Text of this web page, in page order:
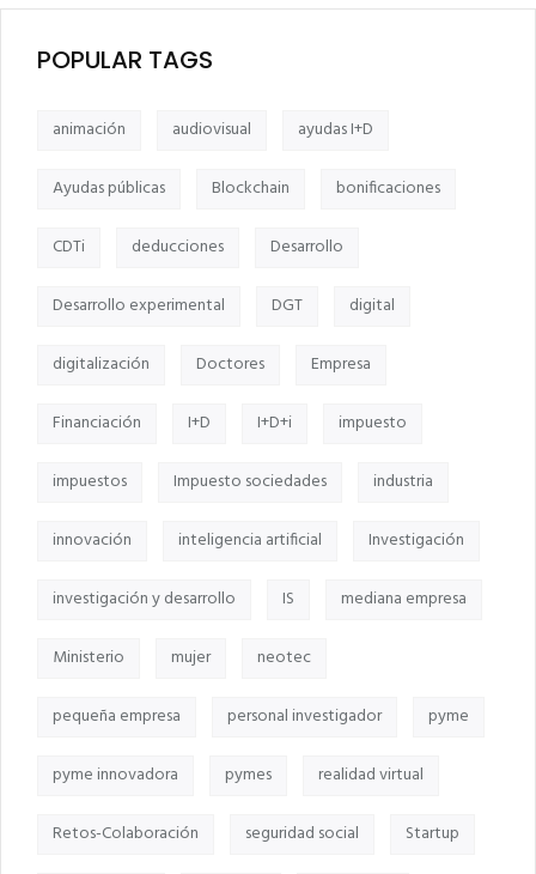
POPULAR TAGS
animación audiovisual ayudas I+D
Ayudas públicas Blockchain bonificaciones
CDTi deducciones Desarrollo
Desarrollo experimental DGT digital
digitalización Doctores Empresa
Financiación I+D I+D+i impuesto
impuestos Impuesto sociedades industria
innovación inteligencia artificial Investigación
investigación y desarrollo IS mediana empresa
Ministerio mujer neotec
pequeña empresa personal investigador pyme
pyme innovadora pymes realidad virtual
Retos-Colaboración seguridad social Startup